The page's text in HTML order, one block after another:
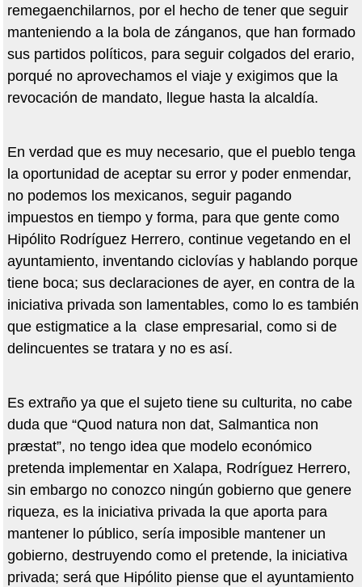
remegaenchilarnos, por el hecho de tener que seguir
manteniendo a la bola de zánganos, que han formado
sus partidos políticos, para seguir colgados del erario,
porqué no aprovechamos el viaje y exigimos que la
revocación de mandato, llegue hasta la alcaldía.
En verdad que es muy necesario, que el pueblo tenga
la oportunidad de aceptar su error y poder enmendar,
no podemos los mexicanos, seguir pagando
impuestos en tiempo y forma, para que gente como
Hipólito Rodríguez Herrero, continue vegetando en el
ayuntamiento, inventando ciclovías y hablando porque
tiene boca; sus declaraciones de ayer, en contra de la
iniciativa privada son lamentables, como lo es también
que estigmatice a la clase empresarial, como si de
delincuentes se tratara y no es así.
Es extraño ya que el sujeto tiene su culturita, no cabe
duda que “Quod natura non dat, Salmantica non
præstat”, no tengo idea que modelo económico
pretenda implementar en Xalapa, Rodríguez Herrero,
sin embargo no conozco ningún gobierno que genere
riqueza, es la iniciativa privada la que aporta para
mantener lo público, sería imposible mantener un
gobierno, destruyendo como el pretende, la iniciativa
privada; será que Hipólito piense que el ayuntamiento